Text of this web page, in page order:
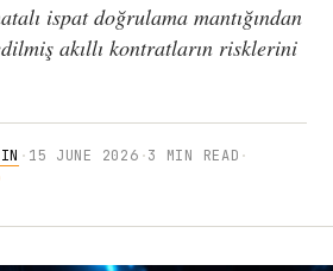
ispat doğrulama mantığından
akıllı kontratların risklerini
· 15 JUNE 2026 ·3 MIN READ ·